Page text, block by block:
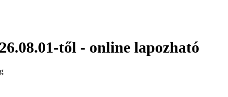
től - online lapozható